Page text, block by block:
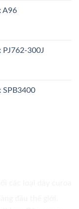
A96
PJ762-300J
SPB3400